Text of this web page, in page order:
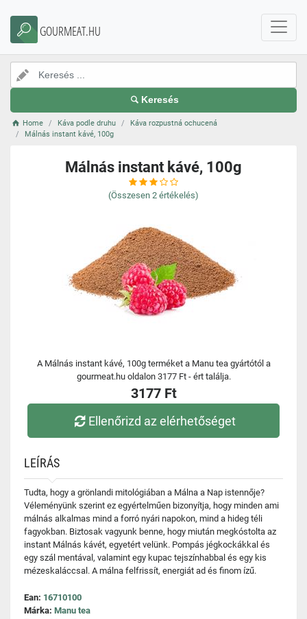
GOURMEAT.HU
Keresés
Home Káva podle druhu
Káva rozpustná ochucená
Málnás instant kávé, 100g
Málnás instant kávé, 100g
(Összesen 2 értékelés)
A Málnás instant kávé, 100g terméket a Manu tea gyártótól a
gourmeat.hu oldalon 3177 Ft - ért találja.
3177 Ft
Ellenőrizd az elérhetőséget
LEÍRÁS
Tudta, hogy a grönlandi mitológiában a Málna a Nap istennője?
Véleményünk szerint ez egyértelműen bizonyítja, hogy minden ami
málnás alkalmas mind a forró nyári napokon, mind a hideg téli
fagyokban. Biztosak vagyunk benne, hogy miután megkóstolta az
instant Málnás kávét, egyetért velünk. Pompás jégkockákkal és
egy szál mentával, valamint egy kupac tejszínhabbal és egy kis
mézeskaláccsal. A málna felfrissít, energiát ad és finom ízű.
Ean: 16710100
Márka: Manu tea